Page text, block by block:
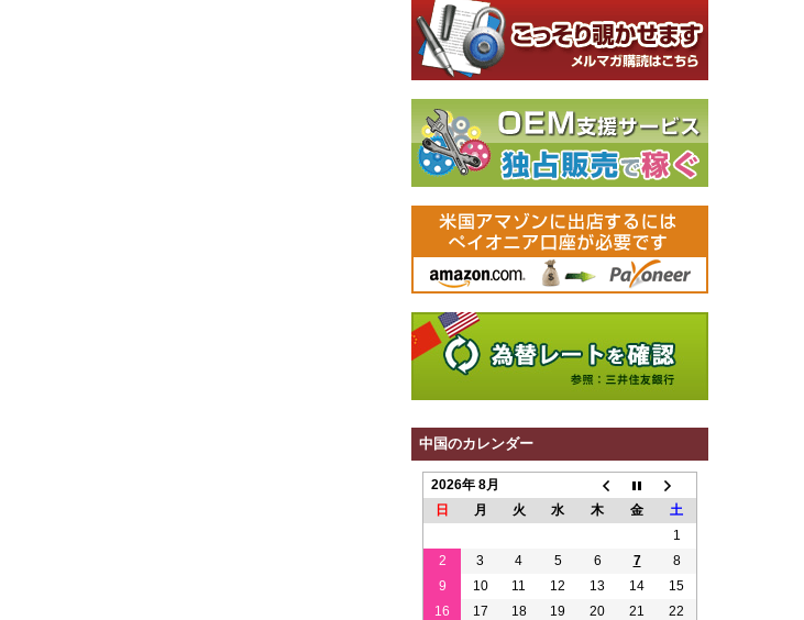
中国のカレンダー
2026年 8月
日
月 火 水 木 金
土
1
2
3 4 5 6 7
8
9
10 11 12 13 14
15
16
17 18 19 20 21
22